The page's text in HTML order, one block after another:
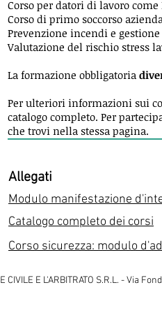
Corso per datori di lavoro come
Corso di primo soccorso
Prevenzione incendi e
Valutazione del rischio stress
La formazione obbligatoria
Per ulteriori informazioni sui
catalogo completo. Per
che trovi nella stessa pagina.
Allegati
Modulo manifestazione
Catalogo completo dei corsi
Corso sicurezza: modulo
CIVILE E L'ARBITRATO S.R.L. - Via